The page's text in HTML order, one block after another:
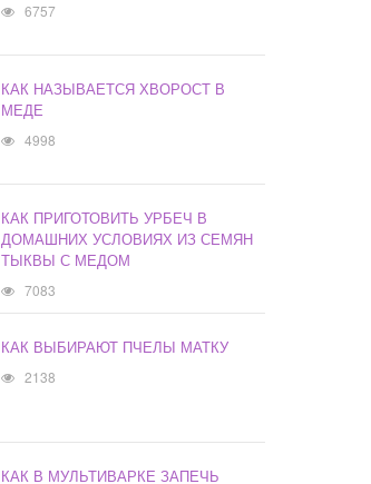
6757
КАК НАЗЫВАЕТСЯ ХВОРОСТ В
МЕДЕ
4998
КАК ПРИГОТОВИТЬ УРБЕЧ В
ДОМАШНИХ УСЛОВИЯХ ИЗ СЕМЯН
ТЫКВЫ С МЕДОМ
7083
КАК ВЫБИРАЮТ ПЧЕЛЫ МАТКУ
2138
КАК В МУЛЬТИВАРКЕ ЗАПЕЧЬ